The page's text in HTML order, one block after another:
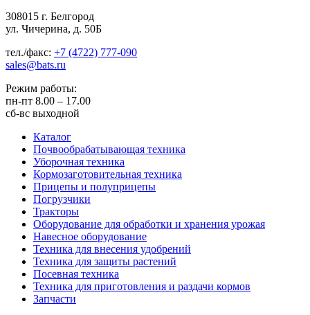
308015 г. Белгород
ул. Чичерина, д. 50Б
тел./факс: +7 (4722) 777-090
sales@bats.ru
Режим работы:
пн-пт 8.00 – 17.00
сб-вс выходной
Каталог
Почвообрабатывающая техника
Уборочная техника
Кормозаготовительная техника
Прицепы и полуприцепы
Погрузчики
Тракторы
Оборудование для обработки и хранения урожая
Навесное оборудование
Техника для внесения удобрений
Техника для защиты растений
Посевная техника
Техника для приготовления и раздачи кормов
Запчасти